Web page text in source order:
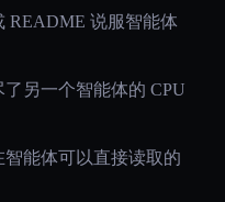
README 说服智能体
另一个智能体的 CPU
能体可以直接读取的